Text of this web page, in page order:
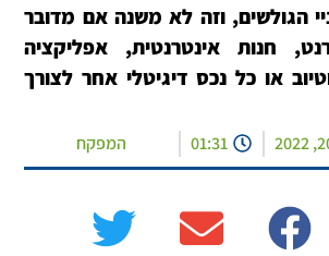
הגולשים, וזה לא משנה אם מדובר
חנות אינטרנטית, אפליקציה
או כל נכס דיגיטלי אחר לצורך
01:31 המפקח